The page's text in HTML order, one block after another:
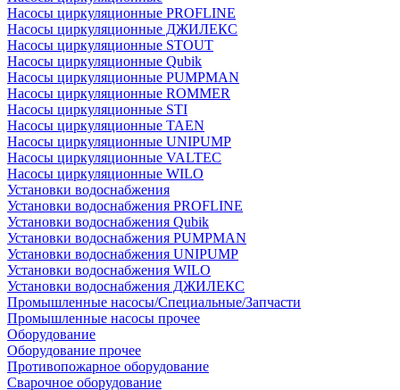
Насосы циркуляционные PROFLINE
Насосы циркуляционные ДЖИЛЕКС
Насосы циркуляционные STOUT
Насосы циркуляционные Qubik
Насосы циркуляционные PUMPMAN
Насосы циркуляционные ROMMER
Насосы циркуляционные STI
Насосы циркуляционные TAEN
Насосы циркуляционные UNIPUMP
Насосы циркуляционные VALTEC
Насосы циркуляционные WILO
Установки водоснабжения
Установки водоснабжения PROFLINE
Установки водоснабжения Qubik
Установки водоснабжения PUMPMAN
Установки водоснабжения UNIPUMP
Установки водоснабжения WILO
Установки водоснабжения ДЖИЛЕКС
Промышленные насосы/Специальные/Запчасти
Промышленные насосы прочее
Оборудование
Оборудование прочее
Противопожарное оборудование
Сварочное оборудование